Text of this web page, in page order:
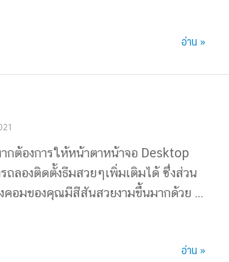
อ่าน »
ต้องการให้หน้าตาหน้าจอ Desktop
ลองติดตั้งธีมสวยๆเพิ่มเติมได้ ซึ่งส่วน
อมของคุณมีสีสันสวยงามขึ้นมากด้วย ...
อ่าน »